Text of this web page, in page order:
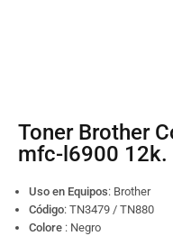
Toner Brother Compatible TN3479
mfc-l6900 12k.
Uso en Equipos: Brother
Código: TN3479 / TN880
Colore : Negro